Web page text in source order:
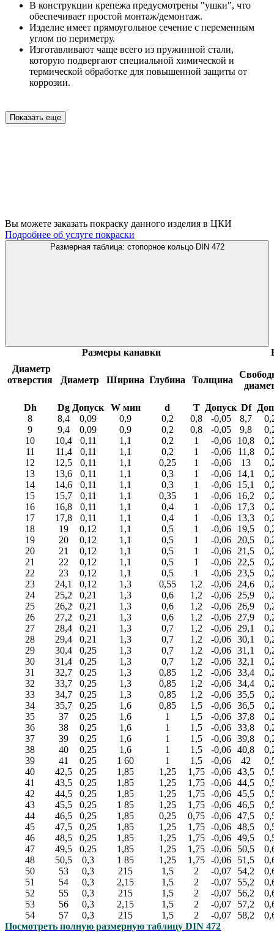
В конструкции крепежа предусмотрены "ушки", что
обеспечивает простой монтаж/демонтаж.
Изделие имеет прямоугольное сечение с переменным
углом по периметру.
Изготавливают чаще всего из пружинной стали,
которую подвергают специальной химической и
термической обработке для повышенной защиты от
коррозии.
Показать еще
Вы можете заказать покраску данного изделия в ЦКИ
Подробнее об услуге покраски
Размерная таблица: стопорное кольцо DIN 472
Диаметр
отверстия
Размеры канавки
Диаметр Ширина Глубина Толщина
Dh Dg Допуск W мин d T Допуск Df
8
8,4 0,09 0,9 0,2 0,8 -0,05 8,7
9
9,4 0,09 0,9 0,2 0,8 -0,05 9,8
10
10,4 0,11 1,1 0,2 1 -0,06 10,8
11
11,4 0,11 1,1 0,2 1 -0,06 11,8
12
12,5 0,11 1,1 0,25 1 -0,06 13
13
13,6 0,11 1,1 0,3 1 -0,06 14,1
14
14,6 0,11 1,1 0,3 1 -0,06 15,1
15
15,7 0,11 1,1 0,35 1 -0,06 16,2
16
16,8 0,11 1,1 0,4 1 -0,06 17,3
17
17,8 0,11 1,1 0,4 1 -0,06 13,3
18
19 0,12 1,1 0,5 1 -0,06 19,5
19
20 0,12 1,1 0,5 1 -0,06 20,5
20
21 0,12 1,1 0,5 1 -0,06 21,5
21
22 0,12 1,1 0,5 1 -0,06 22,5
22
23 0,12 1,1 0,5 1 -0,06 23,5
23
24,1 0,12 1,3 0,55 1,2 -0,06 24,6
24
25,2 0,21 1,3 0,6 1,2 -0,06 25,9
25
26,2 0,21 1,3 0,6 1,2 -0,06 26,9
26
27,2 0,21 1,3 0,6 1,2 -0,06 27,9
27
28,4 0,21 1,3 0,7 1,2 -0,06 29,1
28
29,4 0,21 1,3 0,7 1,2 -0,06 30,1
29
30,4 0,25 1,3 0,7 1,2 -0,06 31,1
30
31,4 0,25 1,3 0,7 1,2 -0,06 32,1
31
32,7 0,25 1,3 0,85 1,2 -0,06 33,4
32
33,7 0,25 1,3 0,85 1,2 -0,06 34,4
33
34,7 0,25 1,3 0,85 1,2 -0,06 35,5
34
35,7 0,25 1,6 0,85 1,5 -0,06 36,5
35
37 0,25 1,6 1 1,5 -0,06 37,8
36
38 0,25 1,6 1 1,5 -0,06 33,8
37
39 0,25 1,6 1 1,5 -0,06 39,8
38
40 0,25 1,6 1 1,5 -0,06 40,8
39
41 0,25 1 60 1 1,5 -0,06 42
40
42,5 0,25 1,85 1,25 1,75 -0,06 43,5
41
43,5 0,25 1,85 1,25 1,75 -0,06 44,5
42
44,5 0,25 1,85 1,25 1,75 -0,06 45,5
43
45,5 0,25 1 85 1,25 1,75 -0,06 46,5
44
46,5 0,25 1,85 0,25 0,75 -0,06 47,5
45
47,5 0,25 1,85 1,25 1,75 -0,06 48,5
46
48,5 0,25 1,85 1,25 1,75 -0,06 49,5
47
49,5 0,25 1,85 1,25 1,75 -0,06 50,5
48
50,5 0,3 1 85 1,25 1,75 -0,06 51,5
50
53 0,3 215 1,5 2 -0,07 54,2
51
54 0,3 2,15 1,5 2 -0,07 55,2
52
55 0,3 215 1,5 2 -0,07 56,2
53
56 0,3 2,15 1,5 2 -0,07 57,2
54
57 0,3 215 1,5 2 -0,07 58,2
Посмотреть полную размерную таблицу DIN 472